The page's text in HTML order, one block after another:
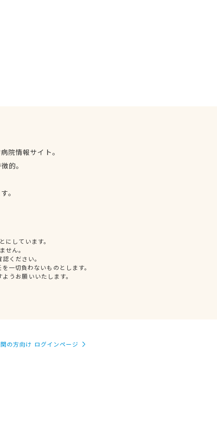
院情報サイト。
的。
。
しています。
せん。
ください。
一切負わないものとします。
うお願いいたします。
の方向け ログインページ